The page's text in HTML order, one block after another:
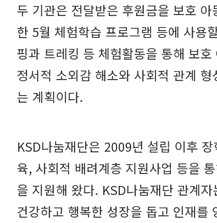
두 기관은 전달받은 후원금을 보호 아
한 5월 체험학습 프로그램 등에 사용
핑과 트레킹 등 체험활동을 통해 보호
정서적 소외감 해소와 사회적 관계 형
는 계획이다.
KSD나눔재단은 2009년 설립 이후
육, 사회적 배려계층 지원사업 등을
을 지원해 왔다. KSD나눔재단 관계자
건강하고 행복한 성장을 돕고 인재를